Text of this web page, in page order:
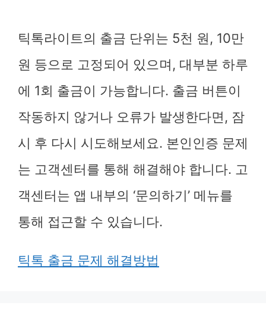
틱톡라이트의 출금 단위는 5천 원, 10만
원 등으로 고정되어 있으며, 대부분 하루
에 1회 출금이 가능합니다. 출금 버튼이
작동하지 않거나 오류가 발생한다면, 잠
시 후 다시 시도해보세요. 본인인증 문제
는 고객센터를 통해 해결해야 합니다. 고
객센터는 앱 내부의 ‘문의하기’ 메뉴를
통해 접근할 수 있습니다.
틱톡 출금 문제 해결방법